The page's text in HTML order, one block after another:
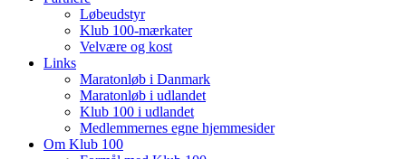
Løbeudstyr
Klub 100-mærkater
Velvære og kost
Links
Maratonløb i Danmark
Maratonløb i udlandet
Klub 100 i udlandet
Medlemmernes egne hjemmesider
Om Klub 100